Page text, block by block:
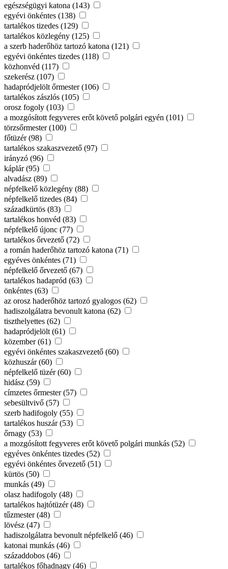
egészségügyi katona (143)
egyévi önkéntes (138)
tartalékos tizedes (129)
tartalékos közlegény (125)
a szerb haderőhöz tartozó katona (121)
egyévi önkéntes tizedes (118)
közhonvéd (117)
szekerész (107)
hadapródjelölt őrmester (106)
tartalékos zászlós (105)
orosz fogoly (103)
a mozgósított fegyveres erőt követő polgári egyén (101)
törzsőrmester (100)
főtüzér (98)
tartalékos szakaszvezető (97)
irányzó (96)
káplár (95)
alvadász (89)
népfelkelő közlegény (88)
népfelkelő tizedes (84)
századkürtös (83)
tartalékos honvéd (83)
népfelkelő újonc (77)
tartalékos őrvezető (72)
a román haderőhöz tartozó katona (71)
egyéves önkéntes (71)
népfelkelő őrvezető (67)
tartalékos hadapród (63)
önkéntes (63)
az orosz haderőhöz tartozó gyalogos (62)
hadiszolgálatra bevonult katona (62)
tiszthelyettes (62)
hadapródjelölt (61)
közember (61)
egyévi önkéntes szakaszvezető (60)
közhuszár (60)
népfelkelő tüzér (60)
hidász (59)
címzetes őrmester (57)
sebesültvivő (57)
szerb hadifogoly (55)
tartalékos huszár (53)
őrnagy (53)
a mozgósított fegyveres erőt követő polgári munkás (52)
egyéves önkéntes tizedes (52)
egyévi önkéntes őrvezető (51)
kürtös (50)
munkás (49)
olasz hadifogoly (48)
tartalékos hajtótüzér (48)
tűzmester (48)
lövész (47)
hadiszolgálatra bevonult népfelkelő (46)
katonai munkás (46)
századdobos (46)
tartalékos főhadnagy (46)